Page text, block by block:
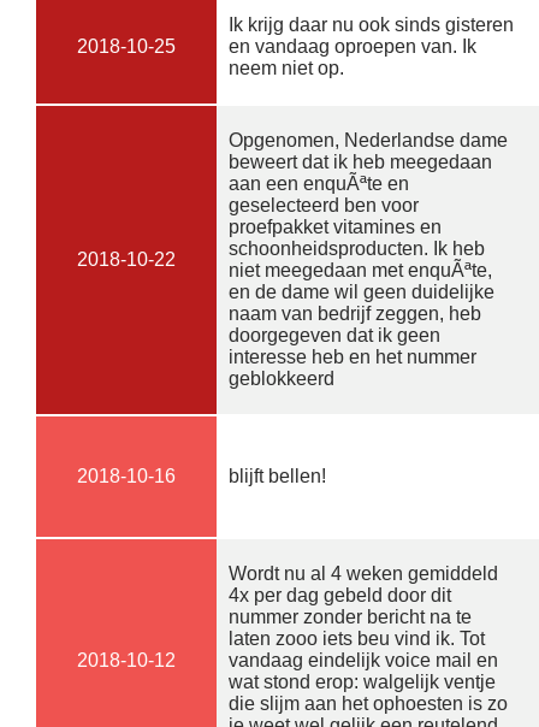
2018-10-25
Ik krijg daar nu ook sinds gisteren
en vandaag oproepen van. Ik
neem niet op.
2018-10-22
Opgenomen, Nederlandse dame
beweert dat ik heb meegedaan
aan een enquÃªte en
geselecteerd ben voor
proefpakket vitamines en
schoonheidsproducten. Ik heb
niet meegedaan met enquÃªte,
en de dame wil geen duidelijke
naam van bedrijf zeggen, heb
doorgegeven dat ik geen
interesse heb en het nummer
geblokkeerd
2018-10-16 blijft bellen!
2018-10-12
Wordt nu al 4 weken gemiddeld
4x per dag gebeld door dit
nummer zonder bericht na te
laten zooo iets beu vind ik. Tot
vandaag eindelijk voice mail en
wat stond erop: walgelijk ventje
die slijm aan het ophoesten is zo